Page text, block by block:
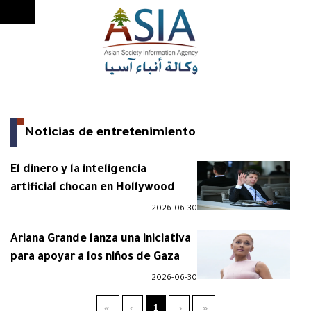
Noticias de entretenimiento
El dinero y la inteligencia
artificial chocan en Hollywood
2026-06-30
Ariana Grande lanza una iniciativa
para apoyar a los niños de Gaza
2026-06-30
«
‹
1
›
»